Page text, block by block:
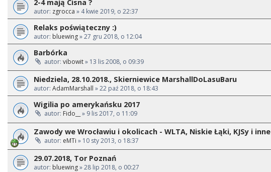
2-4 mają Cisna ?
autor: zgrocca » 4 kwie 2019, o 22:37
Relaks poświąteczny :)
autor: bluewing» 27 gru 2018, o 12:04
Barbórka
autor: vibowit» 13 lis 2008, o 09:39
Niedziela, 28.10.2018., Skierniewice MarshallDoLasuBaru
autor: AdamMarshall » 22 paź 2018, o 18:43
Wigilia po amerykańsku 2017
autor: Fido__ » 9 lis 2017, o 11:09
Zawody we Wrocławiu i okolicach - WLTA, Niskie Łąki, KJSy i inne
autor: eMTi » 10 sty 2013, o 18:37
29.07.2018, Tor Poznań
autor: bluewing» 28 lip 2018, o 00:27